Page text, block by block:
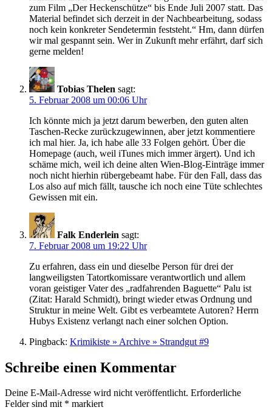
zum Film „Der Heckenschütze“ bis Ende Juli 2007 statt. Das
Material befindet sich derzeit in der Nachbearbeitung, sodass
noch kein konkreter Sendetermin feststeht.“ Hm, dann dürfen
wir mal gespannt sein. Wer in Zukunft mehr erfährt, darf sich
gerne melden!
Tobias Thelen sagt:
5. Februar 2008 um 00:06 Uhr
Ich könnte mich ja jetzt darum bewerben, den guten alten
Taschen-Recke zurückzugewinnen, aber jetzt kommentiere
ich mal hier. Ja, ich habe alle 33 Folgen gehört. Über die
Homepage (auch, weil iTunes mich immer ärgert). Und ich
schäme mich, weil ich deine alten Wien-Blog-Einträge immer
noch nicht hierhin rübergebeamt habe. Für den Fall, dass das
Los also auf mich fällt, tausche ich noch eine Tüte schlechtes
Gewissen mit ein.
Falk Enderlein sagt:
7. Februar 2008 um 19:22 Uhr
Zu erfahren, dass ein und dieselbe Person für drei der
langweiligsten Tatortkomissare verantwortlich und allem
voran geistiger Vater des „radfahrenden Baguette“ Palu ist
(Zitat: Harald Schmidt), bringt wieder etwas Ordnung und
Struktur in meine Welt. Gibt es verbeamtete Autoren? Herrn
Hubys Existenz verlangt nach einer solchen Option.
Pingback: Krimikiste » Archive » Strandgut #9
Schreibe einen Kommentar
Deine E-Mail-Adresse wird nicht veröffentlicht. Erforderliche
Felder sind mit * markiert